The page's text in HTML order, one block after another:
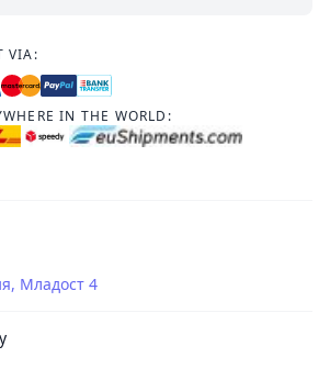
VIA:
IN THE WORLD:
Младост 4